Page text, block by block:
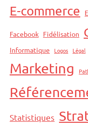
E-commerce
Facebook Fidélisation
Informatique Logos Légal
Marketing
Statistiques